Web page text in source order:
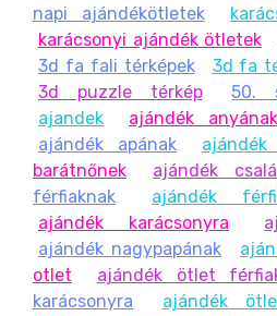
napi ajándékötletek
karácsonyi ajándék ötletek
3d fa fali térképek
3d fa
3d puzzle térkép
50.
ajandek
ajándék anyának
ajándék apának
barátnőnek
ajándék
férfiaknak
ajándék
ajándék karácsonyra
ajándék nagypapának
otlet
ajándék ötlet
karácsonyra
ajándék